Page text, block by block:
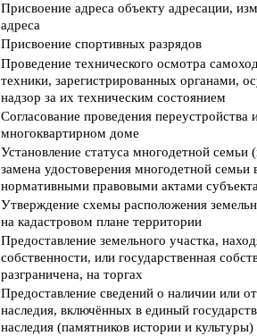
Присвоение адреса объекту адресации,
адреса
Присвоение спортивных разрядов
Проведение технического осмотра
техники, зарегистрированных органами,
надзор за их техническим состоянием
Согласование проведения
многоквартирном доме
Установление статуса многодетной семьи
замена удостоверения многодетной
нормативными правовыми актами
Утверждение схемы расположения
на кадастровом плане территории
Предоставление земельного участка,
собственности, или государственная
разграничена, на торгах
Предоставление сведений о наличии или
наследия, включённых в единый
наследия (памятников истории и